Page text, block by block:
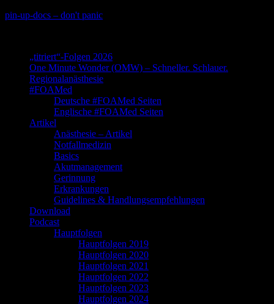
Skip
pin-up-docs – don't panic
„titriert“-Folgen 2026
One Minute Wonder (OMW) – Schneller. Schlauer.
Regionalanästhesie
#FOAMed
Deutsche #FOAMed Seiten
Englische #FOAMed Seiten
Artikel
Anästhesie – Artikel
Notfallmedizin
Basics
Akutmanagement
Gerinnung
Erkrankungen
Guidelines & Handlungsempfehlungen
Download
Podcast
Hauptfolgen
Hauptfolgen 2019
Hauptfolgen 2020
Hauptfolgen 2021
Hauptfolgen 2022
Hauptfolgen 2023
Hauptfolgen 2024